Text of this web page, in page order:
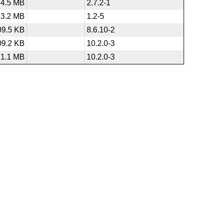
4.5 MB
2.7.2-1
3.2 MB
1.2-5
KB
8.6.10-2
KB
10.2.0-3
1.1 MB
10.2.0-3